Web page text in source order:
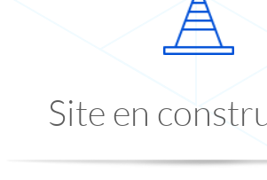
Site en